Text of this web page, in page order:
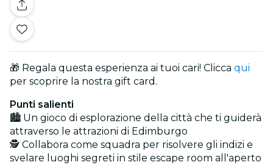
🎁 Regala questa esperienza ai tuoi cari! Clicca qui
per scoprire la nostra gift card.
Punti salienti
🏙️ Un gioco di esplorazione della città che ti guiderà
attraverso le attrazioni di Edimburgo
🕵️ Collabora come squadra per risolvere gli indizi e
svelare luoghi segreti in stile escape room all'aperto